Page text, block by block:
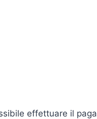
effettuare il